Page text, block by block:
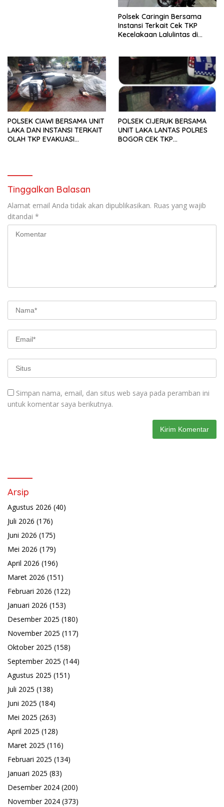
Polsek Caringin Bersama
Instansi Terkait Cek TKP
Kecelakaan Lalulintas di
Meninggal
POLSEK CIAWI BERSAMA UNIT
LAKA DAN INSTANSI TERKAIT
OLAH TKP EVAKUASI
POLSEK CIJERUK BERSAMA
UNIT LAKA LANTAS POLRES
BOGOR CEK TKP
Tinggalkan Balasan
Alamat email Anda tidak akan dipublikasikan. Ruas yang wajib
ditandai *
Simpan nama, email, dan situs web saya pada peramban ini
untuk komentar saya berikutnya.
Arsip
Agustus 2026 (40)
Juli 2026 (176)
Juni 2026 (175)
Mei 2026 (179)
April 2026 (196)
Maret 2026 (151)
Februari 2026 (122)
Januari 2026 (153)
Desember 2025 (180)
November 2025 (117)
Oktober 2025 (158)
September 2025 (144)
Agustus 2025 (151)
Juli 2025 (138)
Juni 2025 (184)
Mei 2025 (263)
April 2025 (128)
Maret 2025 (116)
Februari 2025 (134)
Januari 2025 (83)
Desember 2024 (200)
November 2024 (373)